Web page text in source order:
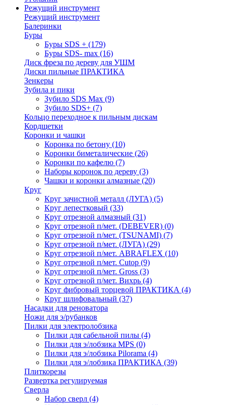
Режущий инструмент
Режущий инструмент
Балеринки
Буры
Буры SDS + (179)
Буры SDS- max (16)
Диск фреза по дереву для УШМ
Диски пильные ПРАКТИКА
Зенкеры
Зубила и пики
Зубило SDS Max (9)
Зубило SDS+ (7)
Кольцо переходное к пильным дискам
Кордщетки
Коронки и чашки
Коронка по бетону (10)
Коронки биметалические (26)
Коронки по кафелю (7)
Наборы коронок по дереву (3)
Чашки и коронки алмазные (20)
Круг
Круг зачистной металл (ЛУГА) (5)
Круг лепестковый (33)
Круг отрезной алмазный (31)
Круг отрезной п/мет. (DEBEVER) (0)
Круг отрезной п/мет. (TSUNAMI) (7)
Круг отрезной п/мет. (ЛУГА) (29)
Круг отрезной п/мет. ABRAFLEX (10)
Круг отрезной п/мет. Cutop (9)
Круг отрезной п/мет. Gross (3)
Круг отрезной п/мет. Вихрь (4)
Круг фибровый торцевой ПРАКТИКА (4)
Круг шлифовальный (37)
Насадки для реноватора
Ножи для э/рубанков
Пилки для электролобзика
Пилки для сабельной пилы (4)
Пилки для э/лобзика MPS (0)
Пилки для э/лобзика Pilorama (4)
Пилки для э/лобзика ПРАКТИКА (39)
Плиткорезы
Развертка регулируемая
Сверла
Набор сверл (4)